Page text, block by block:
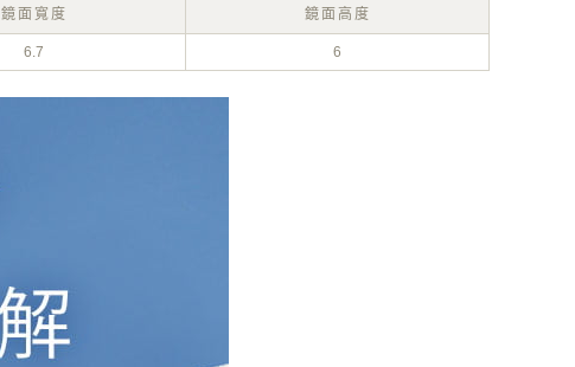
鏡面寬度 鏡面高度
6.7 6